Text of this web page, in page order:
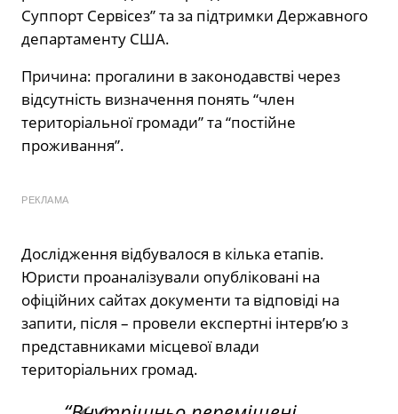
Суппорт Сервісез” та за підтримки Державного
департаменту США.
Причина: прогалини в законодавстві через
відсутність визначення понять “член
територіальної громади” та “постійне
проживання”.
РЕКЛАМА
Дослідження відбувалося в кілька етапів.
Юристи проаналізували опубліковані на
офіційних сайтах документи та відповіді на
запити, після – провели експертні інтерв’ю з
представниками місцевої влади
територіальних громад.